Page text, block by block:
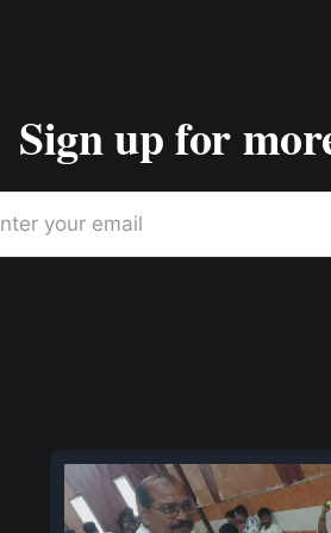
Sign up for
your email